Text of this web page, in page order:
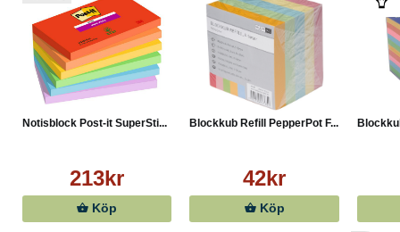
Notisblock Post-it SuperSti...
213kr
Köp
Blockkub Refill PepperPot F...
42kr
Köp